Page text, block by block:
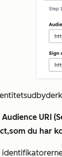
Audience URI
som du har